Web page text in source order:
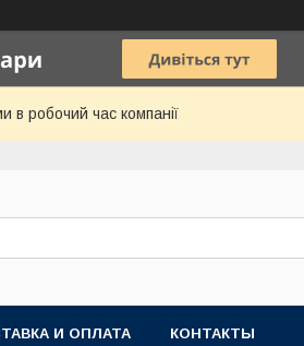
в робочий час компанії
И ОПЛАТА КОНТАКТЫ